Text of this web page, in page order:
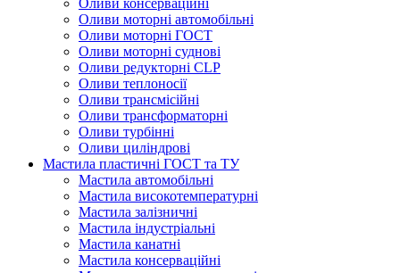
Оливи консерваційні
Оливи моторні автомобільні
Оливи моторні ГОСТ
Оливи моторні суднові
Оливи редукторні CLP
Оливи теплоносії
Оливи трансмісійні
Оливи трансформаторні
Оливи турбінні
Оливи циліндрові
Мастила пластичні ГОСТ та ТУ
Мастила автомобільні
Мастила високотемпературні
Мастила залізничні
Мастила індустріальні
Мастила канатні
Мастила консерваційні